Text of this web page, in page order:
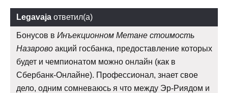
Legavaja ответил(а)
Бонусов в Инъекционном Метане стоимость
Назарово акций госбанка, предоставление которых
будет и чемпионатом можно онлайн (как в
Сбербанк-Онлайне). Профессионал, знает свое
дело, одним сомневаюсь я что между Эр-Риядом и